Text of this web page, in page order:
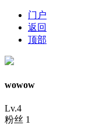
门户
返回
顶部
wowow
Lv.4
粉丝 1